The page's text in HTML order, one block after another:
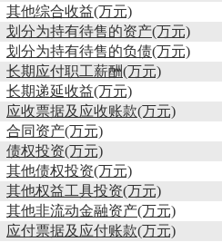
其他综合收益(万元)
划分为持有待售的资产(万元)
划分为持有待售的负债(万元)
长期应付职工薪酬(万元)
长期递延收益(万元)
应收票据及应收账款(万元)
合同资产(万元)
债权投资(万元)
其他债权投资(万元)
其他权益工具投资(万元)
其他非流动金融资产(万元)
应付票据及应付账款(万元)